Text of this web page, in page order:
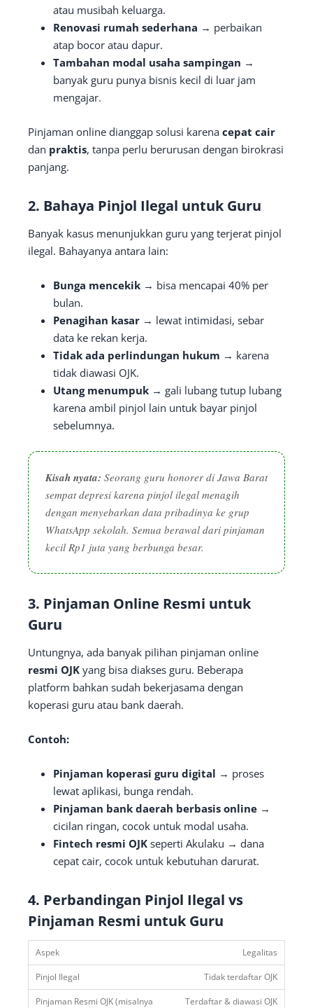
atau musibah keluarga.
Renovasi rumah sederhana → perbaikan
atap bocor atau dapur.
Tambahan modal usaha sampingan →
banyak guru punya bisnis kecil di luar jam
mengajar.
Pinjaman online dianggap solusi karena cepat cair
dan praktis, tanpa perlu berurusan dengan birokrasi
panjang.
2. Bahaya Pinjol Ilegal untuk Guru
Banyak kasus menunjukkan guru yang terjerat pinjol
ilegal. Bahayanya antara lain:
Bunga mencekik → bisa mencapai 40% per
bulan.
Penagihan kasar → lewat intimidasi, sebar
data ke rekan kerja.
Tidak ada perlindungan hukum → karena
tidak diawasi OJK.
Utang menumpuk → gali lubang tutup lubang
karena ambil pinjol lain untuk bayar pinjol
sebelumnya.
Kisah nyata: Seorang guru honorer di Jawa Barat
sempat depresi karena pinjol ilegal menagih
dengan menyebarkan data pribadinya ke grup
WhatsApp sekolah. Semua berawal dari pinjaman
kecil Rp1 juta yang berbunga besar.
3. Pinjaman Online Resmi untuk
Guru
Untungnya, ada banyak pilihan pinjaman online
resmi OJK yang bisa diakses guru. Beberapa
platform bahkan sudah bekerjasama dengan
koperasi guru atau bank daerah.
Contoh:
Pinjaman koperasi guru digital → proses
lewat aplikasi, bunga rendah.
Pinjaman bank daerah berbasis online →
cicilan ringan, cocok untuk modal usaha.
Fintech resmi OJK seperti Akulaku → dana
cepat cair, cocok untuk kebutuhan darurat.
4. Perbandingan Pinjol Ilegal vs
Pinjaman Resmi untuk Guru
Legalitas
Tidak terdaftar OJK
Terdaftar & diawasi OJK